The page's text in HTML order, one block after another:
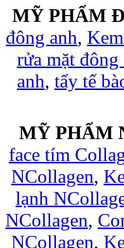
MỸ PHẨM
đông anh,
rửa mặt đông
anh, tẩy tế
MỸ PHẨM
face tím
NCollagen,
lạnh
NCollagen,
NCollagen,